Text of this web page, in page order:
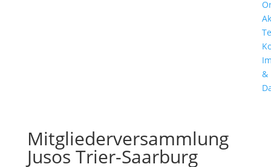
&
Mitgliederversammlung
Jusos Trier-Saarburg